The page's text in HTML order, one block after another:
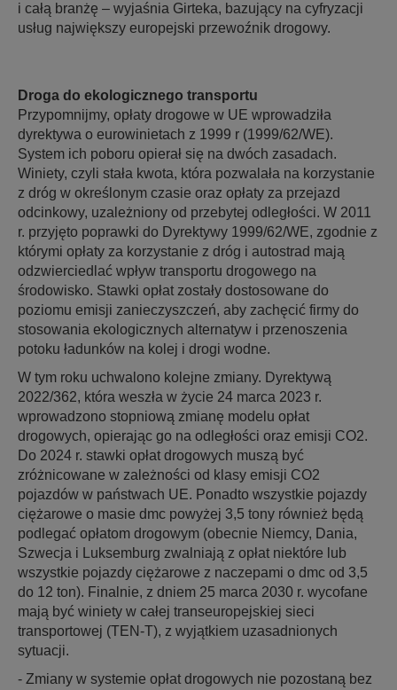
i całą branżę – wyjaśnia Girteka, bazujący na cyfryzacji
usług największy europejski przewoźnik drogowy.
Droga do ekologicznego transportu
Przypomnijmy, opłaty drogowe w UE wprowadziła
dyrektywa o eurowinietach z 1999 r (1999/62/WE).
System ich poboru opierał się na dwóch zasadach.
Winiety, czyli stała kwota, która pozwalała na korzystanie
z dróg w określonym czasie oraz opłaty za przejazd
odcinkowy, uzależniony od przebytej odległości. W 2011
r. przyjęto poprawki do Dyrektywy 1999/62/WE, zgodnie z
którymi opłaty za korzystanie z dróg i autostrad mają
odzwierciedlać wpływ transportu drogowego na
środowisko. Stawki opłat zostały dostosowane do
poziomu emisji zanieczyszczeń, aby zachęcić firmy do
stosowania ekologicznych alternatyw i przenoszenia
potoku ładunków na kolej i drogi wodne.
W tym roku uchwalono kolejne zmiany. Dyrektywą
2022/362, która weszła w życie 24 marca 2023 r.
wprowadzono stopniową zmianę modelu opłat
drogowych, opierając go na odległości oraz emisji CO2.
Do 2024 r. stawki opłat drogowych muszą być
zróżnicowane w zależności od klasy emisji CO2
pojazdów w państwach UE. Ponadto wszystkie pojazdy
ciężarowe o masie dmc powyżej 3,5 tony również będą
podlegać opłatom drogowym (obecnie Niemcy, Dania,
Szwecja i Luksemburg zwalniają z opłat niektóre lub
wszystkie pojazdy ciężarowe z naczepami o dmc od 3,5
do 12 ton). Finalnie, z dniem 25 marca 2030 r. wycofane
mają być winiety w całej transeuropejskiej sieci
transportowej (TEN-T), z wyjątkiem uzasadnionych
sytuacji.
- Zmiany w systemie opłat drogowych nie pozostaną bez